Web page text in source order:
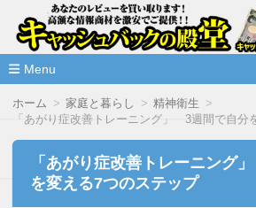
情報商材激安サイ
ュバックの殿堂
高額な情報商材をレビューを買い取る
Menu
ホーム 家庭と暮らし
精神衛生
「あがり症改善トレーニング」 3週間で自分
「あがり症改善トレーニング
を変える7つのステップ